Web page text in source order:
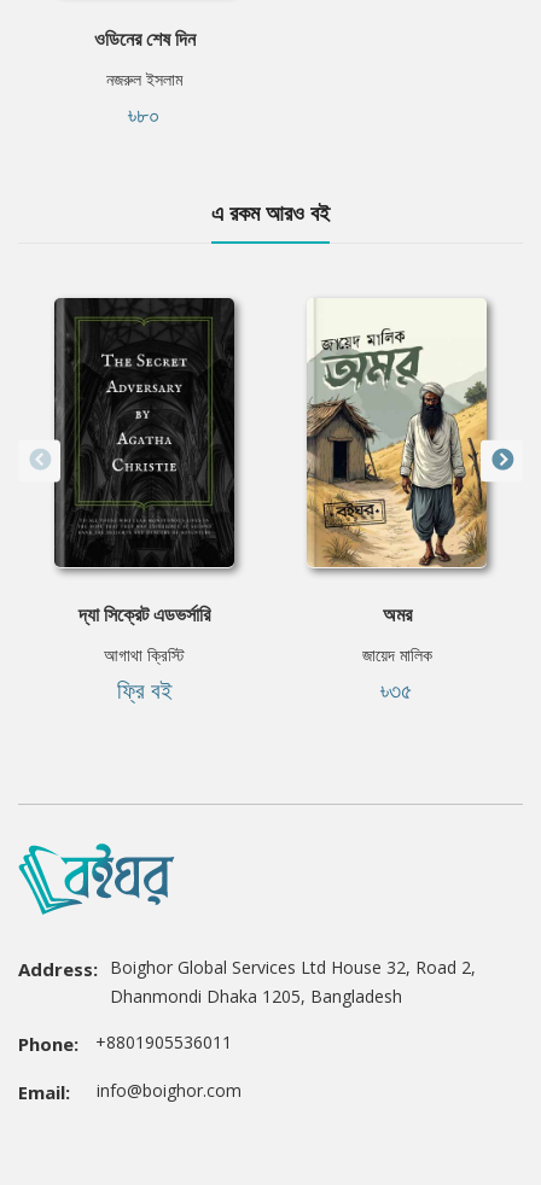
ওডিনের শেষ দিন
নজরুল ইসলাম
৳৮০
এ রকম আরও বই
দ্যা সিক্রেট এডভর্সারি
আগাথা ক্রিস্টি
ফ্রি বই
অমর
জায়েদ মালিক
৳৩৫
Address: Boighor Global Services Ltd House 32, Road 2,
Dhanmondi Dhaka 1205, Bangladesh
Phone: +8801905536011
Email: info@boighor.com